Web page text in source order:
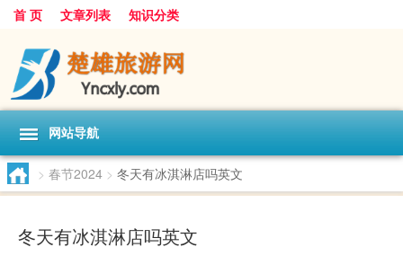
首 页 文章列表 知识分类
网站导航
> 春节2024 > 冬天有冰淇淋店吗英文
冬天有冰淇淋店吗英文